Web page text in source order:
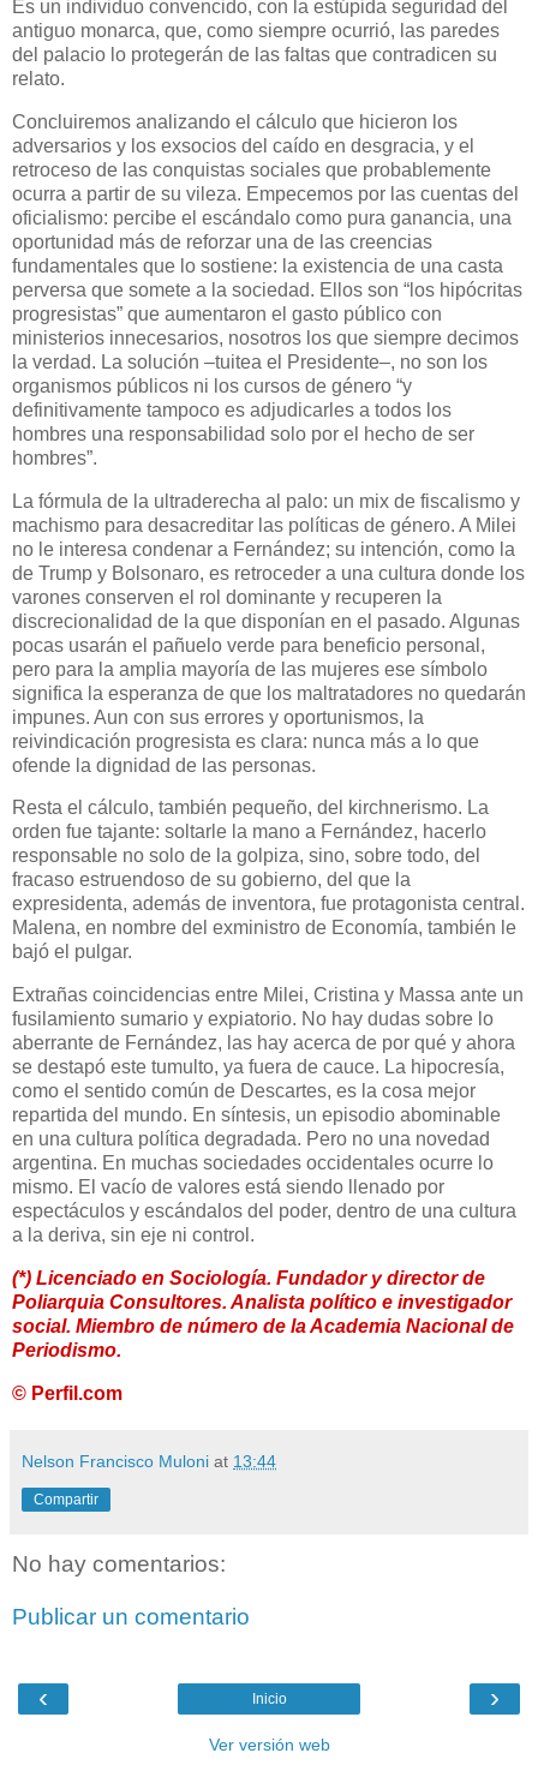
Es un individuo convencido, con la estúpida seguridad del
antiguo monarca, que, como siempre ocurrió, las paredes
del palacio lo protegerán de las faltas que contradicen su
relato.
Concluiremos analizando el cálculo que hicieron los
adversarios y los exsocios del caído en desgracia, y el
retroceso de las conquistas sociales que probablemente
ocurra a partir de su vileza. Empecemos por las cuentas del
oficialismo: percibe el escándalo como pura ganancia, una
oportunidad más de reforzar una de las creencias
fundamentales que lo sostiene: la existencia de una casta
perversa que somete a la sociedad. Ellos son “los hipócritas
progresistas” que aumentaron el gasto público con
ministerios innecesarios, nosotros los que siempre decimos
la verdad. La solución –tuitea el Presidente–, no son los
organismos públicos ni los cursos de género “y
definitivamente tampoco es adjudicarles a todos los
hombres una responsabilidad solo por el hecho de ser
hombres”.
La fórmula de la ultraderecha al palo: un mix de fiscalismo y
machismo para desacreditar las políticas de género. A Milei
no le interesa condenar a Fernández; su intención, como la
de Trump y Bolsonaro, es retroceder a una cultura donde los
varones conserven el rol dominante y recuperen la
discrecionalidad de la que disponían en el pasado. Algunas
pocas usarán el pañuelo verde para beneficio personal,
pero para la amplia mayoría de las mujeres ese símbolo
significa la esperanza de que los maltratadores no quedarán
impunes. Aun con sus errores y oportunismos, la
reivindicación progresista es clara: nunca más a lo que
ofende la dignidad de las personas.
Resta el cálculo, también pequeño, del kirchnerismo. La
orden fue tajante: soltarle la mano a Fernández, hacerlo
responsable no solo de la golpiza, sino, sobre todo, del
fracaso estruendoso de su gobierno, del que la
expresidenta, además de inventora, fue protagonista central.
Malena, en nombre del exministro de Economía, también le
bajó el pulgar.
Extrañas coincidencias entre Milei, Cristina y Massa ante un
fusilamiento sumario y expiatorio. No hay dudas sobre lo
aberrante de Fernández, las hay acerca de por qué y ahora
se destapó este tumulto, ya fuera de cauce. La hipocresía,
como el sentido común de Descartes, es la cosa mejor
repartida del mundo. En síntesis, un episodio abominable
en una cultura política degradada. Pero no una novedad
argentina. En muchas sociedades occidentales ocurre lo
mismo. El vacío de valores está siendo llenado por
espectáculos y escándalos del poder, dentro de una cultura
a la deriva, sin eje ni control.
(*) Licenciado en Sociología. Fundador y director de
Poliarquia Consultores. Analista político e investigador
social. Miembro de número de la Academia Nacional de
Periodismo.
© Perfil.com
Nelson Francisco Muloni at 13:44
Compartir
No hay comentarios:
Publicar un comentario
‹ ›
Inicio
Ver versión web